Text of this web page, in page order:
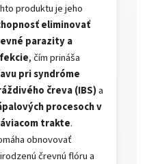
produktu je jeho
eliminovať
parazity a
, čím prináša
pri syndróme
čreva (IBS)a
procesoch v
trakte.
obnovovať
črevnú flóru a